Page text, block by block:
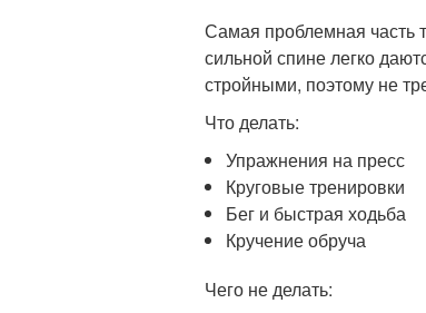
Самая проблемная часть
сильной спине легко
стройными, поэтому не
Что делать:
Упражнения на пресс
Круговые тренировки
Бег и быстрая ходьба
Кручение обруча
Чего не делать: